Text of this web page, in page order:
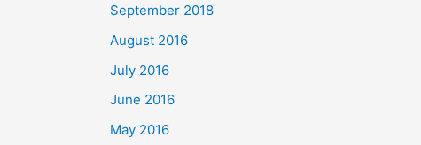
September 2018
August 2016
July 2016
June 2016
May 2016